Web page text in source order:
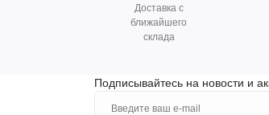
Доставка с
ближайшего
склада
Подписывайтесь на новости и